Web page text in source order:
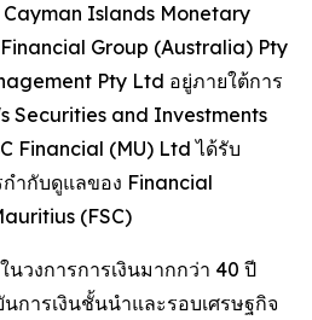
Islands Monetary
Group (Australia) Pty
Pty Ltd อยู่ภายใต้การ
Securities and Investments
Financial (MU) Ltd ได้รับ
ำกับดูแลของ Financial
(FSC)
วงการการเงินมากกว่า 40 ปี
การเงินชั้นนำและรอบเศรษฐกิจ